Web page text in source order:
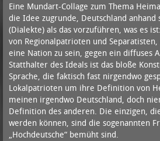
Eine Mundart-Collage zum Thema
die Idee zugrunde, Deutschland
(Dialekte) als das vorzuführen, was es
von Regionalpatrioten und
eine Nation zu sein, gegen ein diffuses
Statthalter des Ideals ist das bloße
Sprache, die faktisch fast nirgendwo
Lokalpatrioten um ihre Definition von
meinen irgendwo Deutschland, doch
Definition des anderen. Die einzigen,
werden können, sind die sogenannten
„Hochdeutsche“ bemüht sind.